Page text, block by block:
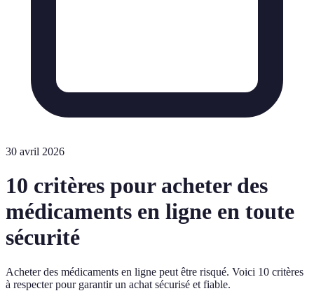
30 avril 2026
10 critères pour acheter des
médicaments en ligne en toute
sécurité
Acheter des médicaments en ligne peut être risqué. Voici 10 critères
à respecter pour garantir un achat sécurisé et fiable.